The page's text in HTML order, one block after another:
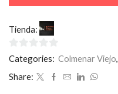
Tienda:
0
5
Categories: Colmenar Viejo,
Share: